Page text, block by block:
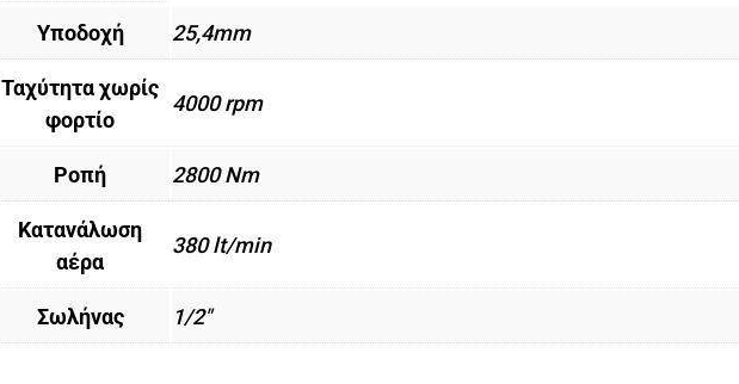
Υποδοχή
25,4mm
Ταχύτητα χωρίς
φορτίο
4000 rpm
Ροπή 2800 Nm
Κατανάλωση
αέρα
380 lt/min
Σωλήνας 1/2"